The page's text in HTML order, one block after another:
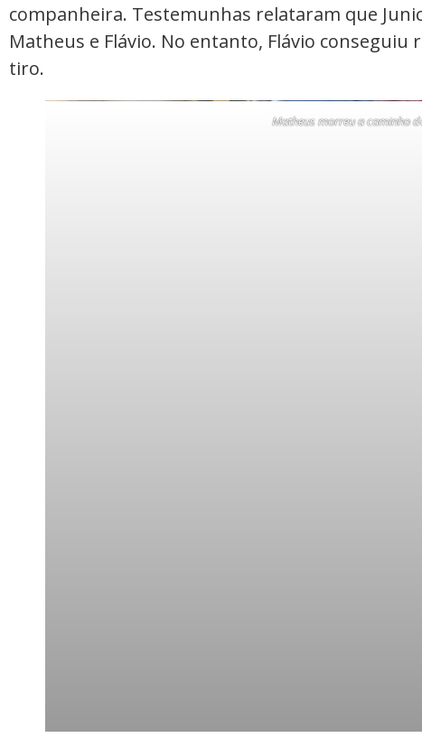
companheira. Testemunhas relataram que
Matheus e Flávio. No entanto, Flávio
tiro.
Matheus morreu a caminho